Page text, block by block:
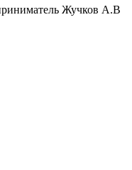
Жучков А.В